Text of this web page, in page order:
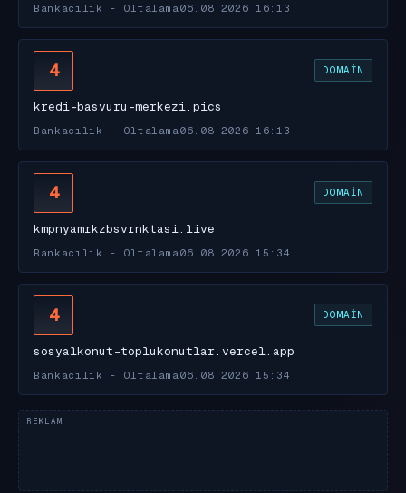
Bankacılık - Oltalama 06.08.2026 16:13
4 DOMAIN
kredi-basvuru-merkezi.pics
Bankacılık - Oltalama 06.08.2026 16:13
4 DOMAIN
kmpnyamrkzbsvrnktasi.live
Bankacılık - Oltalama 06.08.2026 15:34
4 DOMAIN
sosyalkonut-toplukonutlar.vercel.app
Bankacılık - Oltalama 06.08.2026 15:34